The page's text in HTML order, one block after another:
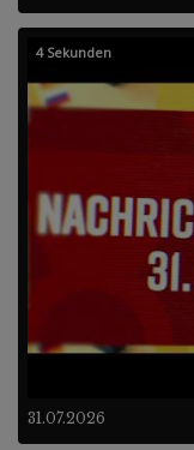
31.07.2026
4 Sekunden